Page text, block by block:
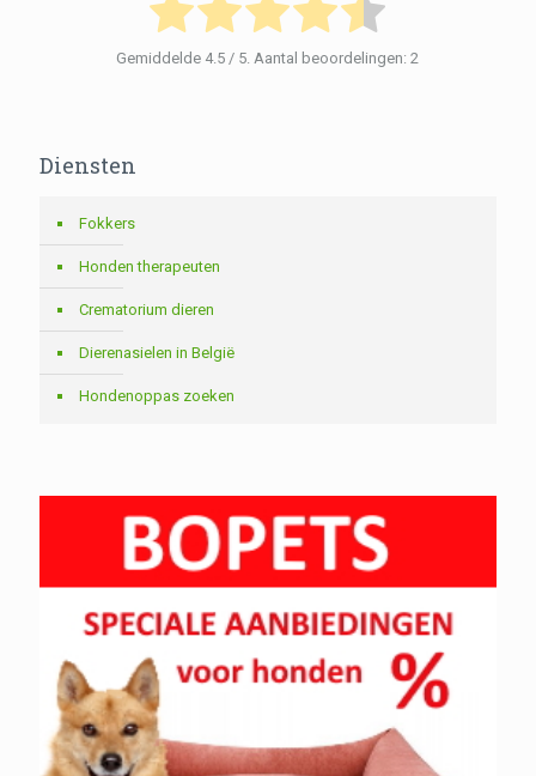
Gemiddelde 4.5 / 5. Aantal beoordelingen:2
Diensten
Fokkers
Honden therapeuten
Crematorium dieren
Dierenasielen in België
Hondenoppas zoeken